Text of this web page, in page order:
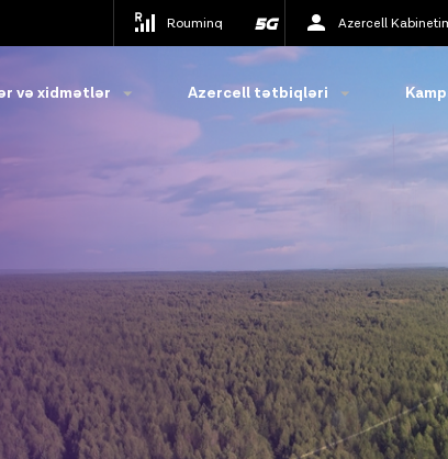
Rouminq Azercell
və xidmətlər Azercell tətbiqləri